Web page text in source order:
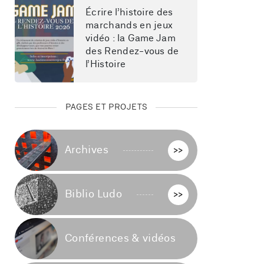
Écrire l’histoire des
marchands en jeux
vidéo : la Game Jam
des Rendez-vous de
l’Histoire
PAGES ET PROJETS
Archives >>
Biblio Ludo >>
Conférences & vidéos